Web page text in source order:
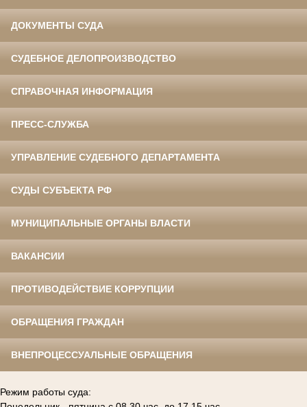
ДОКУМЕНТЫ СУДА
СУДЕБНОЕ ДЕЛОПРОИЗВОДСТВО
СПРАВОЧНАЯ ИНФОРМАЦИЯ
ПРЕСС-СЛУЖБА
УПРАВЛЕНИЕ СУДЕБНОГО ДЕПАРТАМЕНТА
СУДЫ СУБЪЕКТА РФ
МУНИЦИПАЛЬНЫЕ ОРГАНЫ ВЛАСТИ
ВАКАНСИИ
ПРОТИВОДЕЙСТВИЕ КОРРУПЦИИ
ОБРАЩЕНИЯ ГРАЖДАН
ВНЕПРОЦЕССУАЛЬНЫЕ ОБРАЩЕНИЯ
Режим работы суда: